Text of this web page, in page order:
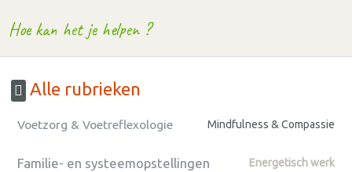
Hoe kan het je helpen ?
Alle rubrieken
Voetzorg & Voetreflexologie Mindfulness & Compassie
Familie- en systeemopstellingen Energetisch werk